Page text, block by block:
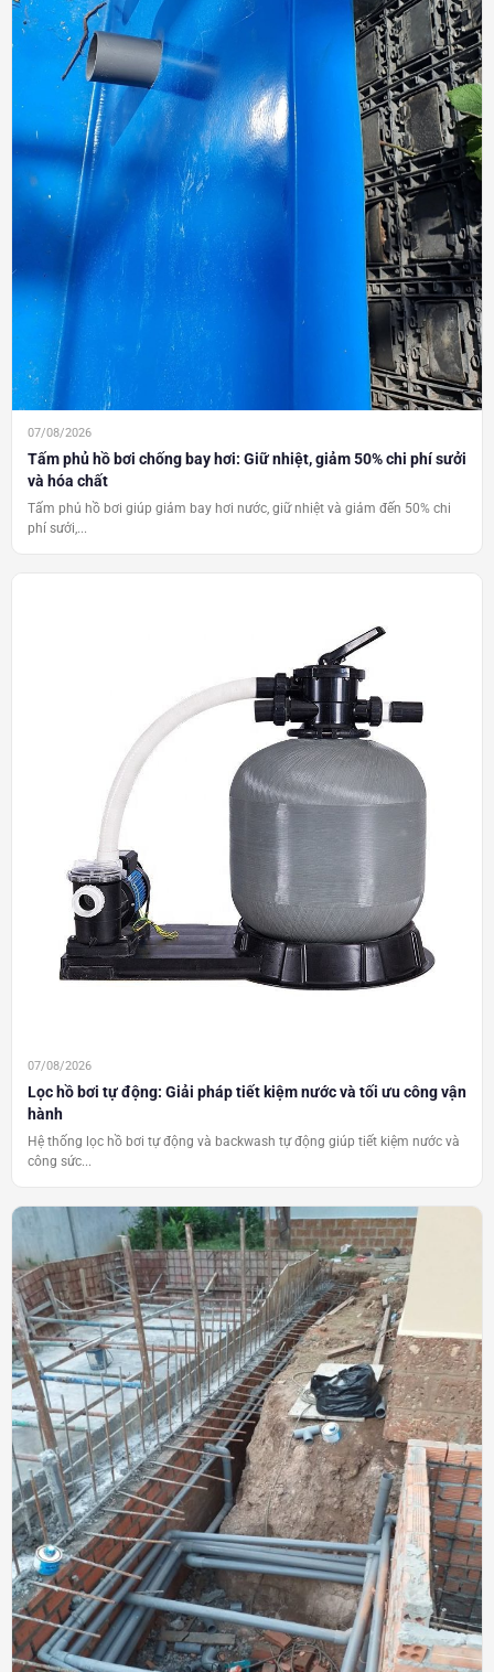
07/08/2026
Tấm phủ hồ bơi chống bay hơi: Giữ nhiệt, giảm 50% chi phí sưởi
và hóa chất
Tấm phủ hồ bơi giúp giảm bay hơi nước, giữ nhiệt và giảm đến 50% chi
phí sưởi,...
07/08/2026
Lọc hồ bơi tự động: Giải pháp tiết kiệm nước và tối ưu công vận
hành
Hệ thống lọc hồ bơi tự động và backwash tự động giúp tiết kiệm nước và
công sức...